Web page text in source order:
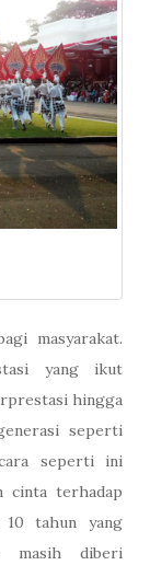
masyarakat.
yang ikut
hingga
seperti
seperti ini
cinta terhadap
10 tahun yang
masih diberi